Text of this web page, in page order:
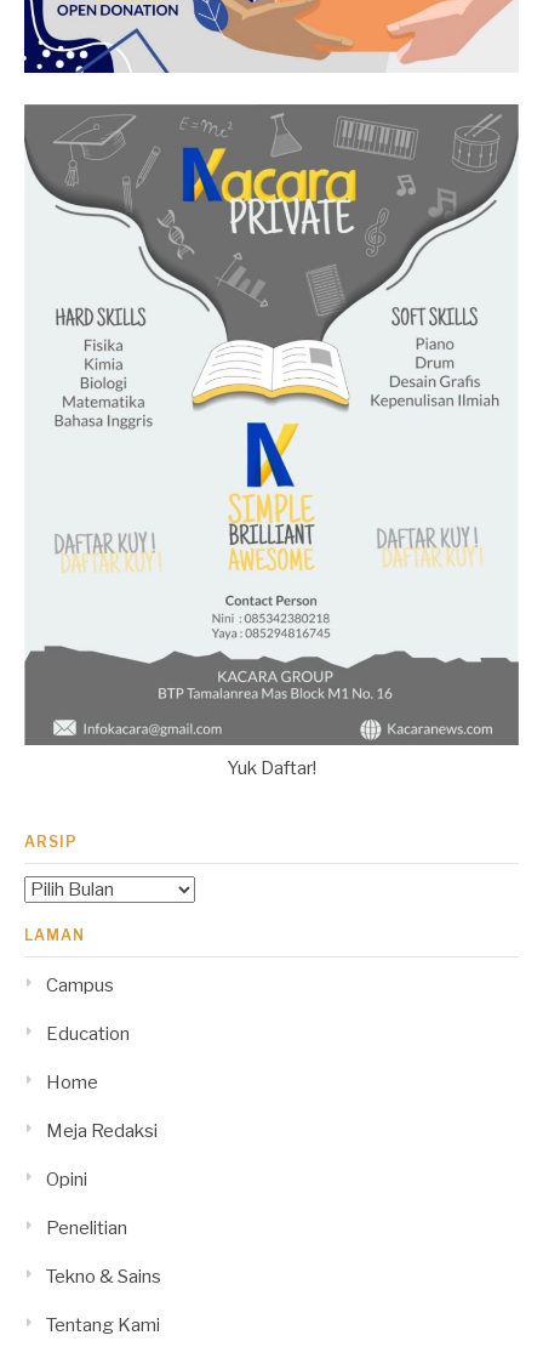
Yuk Daftar!
ARSIP
Arsip
LAMAN
Campus
Education
Home
Meja Redaksi
Opini
Penelitian
Tekno & Sains
Tentang Kami